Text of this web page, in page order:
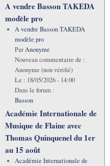
A vendre Basson TAKEDA
modèle pro
A vendre Basson TAKEDA
modèle pro
ParAnonyme
Nouveau commentaire de :
Anonyme (non vérifié)
Le : 18/05/2026 - 14:00
Dans le forum :
Basson
Académie Internationale de
Musique de Flaine avec
Thomas Quinquenel du 1er
au 15 août
Académie Internationale de